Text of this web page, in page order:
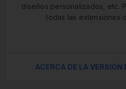
diseños personalizados, etc.
todas las extensiones
ACERCA DE LA VERSIÓN